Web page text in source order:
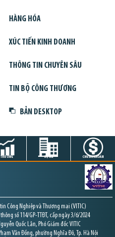
HÀNG HÓA
XÚC TIẾN KINH DOANH
THÔNG TIN CHUYÊN SÂU
TIN BỘ CÔNG THƯƠNG
BẢN DESKTOP
TRƯỜNG DỰ ÁN CHỨNG KHOÁN
Công Nghiệp và Thương mại (VITIC)
số 114/GP-TTĐT, cấp ngày 3/6/2024
Quốc Lân, Phó Giám đốc VITIC
Văn Đồng, phường Nghĩa Đô, Tp. Hà Nội